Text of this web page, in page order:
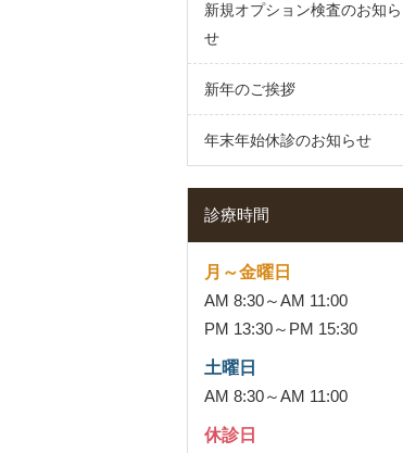
新規オプション検査のお知ら
せ
新年のご挨拶
年末年始休診のお知らせ
診療時間
月～金曜日
AM 8:30～AM 11:00
PM 13:30～PM 15:30
土曜日
AM 8:30～AM 11:00
休診日